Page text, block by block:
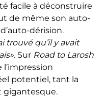
facile à déconstruire
de même son auto-
dérision.
trouvé qu’il y avait
SurRoad to Larosh
potentiel, tant la
gigantesque.